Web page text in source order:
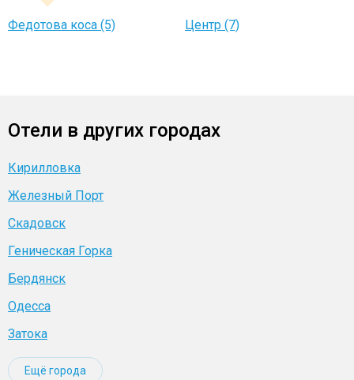
Федотова коса (5) Центр (7)
Отели в других городах
Кирилловка
Железный Порт
Скадовск
Геническая Горка
Бердянск
Одесса
Затока
Ещё города